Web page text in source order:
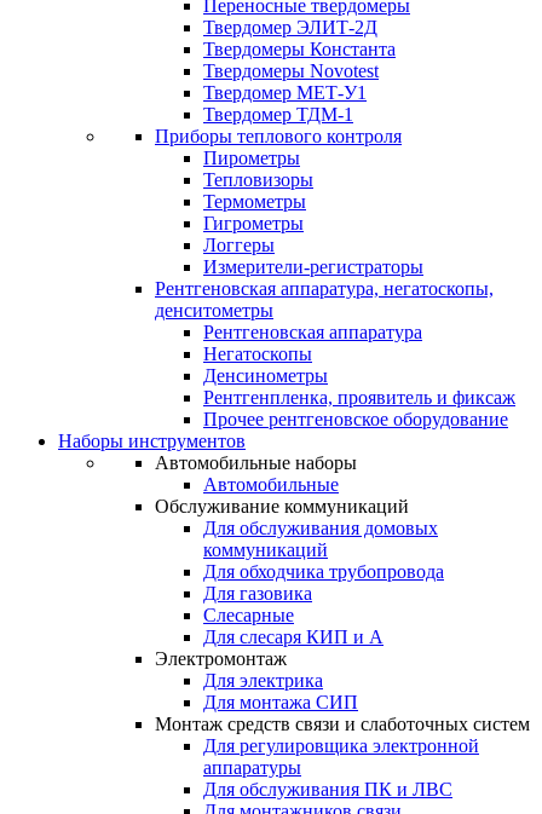
Переносные твердомеры
Твердомер ЭЛИТ-2Д
Твердомеры Константа
Твердомеры Novotest
Твердомер МЕТ-У1
Твердомер ТДМ-1
Приборы теплового контроля
Пирометры
Тепловизоры
Термометры
Гигрометры
Логгеры
Измерители-регистраторы
Рентгеновская аппаратура, негатоскопы,
денситометры
Рентгеновская аппаратура
Негатоскопы
Денсинометры
Рентгенпленка, проявитель и фиксаж
Прочее рентгеновское оборудование
Наборы инструментов
Автомобильные наборы
Автомобильные
Обслуживание коммуникаций
Для обслуживания домовых
коммуникаций
Для обходчика трубопровода
Для газовика
Слесарные
Для слесаря КИП и А
Электромонтаж
Для электрика
Для монтажа СИП
Монтаж средств связи и слаботочных систем
Для регулировщика электронной
аппаратуры
Для обслуживания ПК и ЛВС